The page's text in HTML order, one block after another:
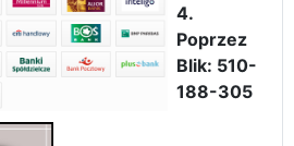
4.
Poprzez
Blik: 510-
188-305